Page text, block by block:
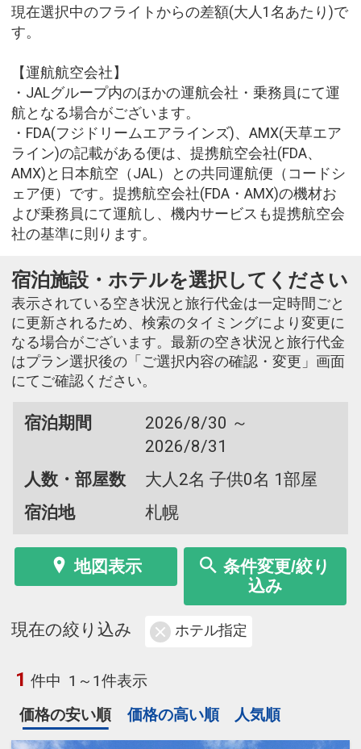
現在選択中のフライトからの差額(大人1名あたり)で
す。
【運航航空会社】
・JALグループ内のほかの運航会社・乗務員にて運
航となる場合がございます。
・FDA(フジドリームエアラインズ)、AMX(天草エア
ライン)の記載がある便は、提携航空会社(FDA、
AMX)と日本航空（JAL）との共同運航便（コードシ
ェア便）です。提携航空会社(FDA・AMX)の機材お
よび乗務員にて運航し、機内サービスも提携航空会
社の基準に則ります。
宿泊施設・ホテルを選択してください
表示されている空き状況と旅行代金は一定時間ごと
に更新されるため、検索のタイミングにより変更に
なる場合がございます。最新の空き状況と旅行代金
はプラン選択後の「ご選択内容の確認・変更」画面
にてご確認ください。
宿泊期間
2026/8/30 ～
2026/8/31
人数・部屋数
大人2名 子供0名 1部屋
宿泊地
札幌
地図表示
条件変更/絞り
込み
現在の絞り込み ホテル指定
1 件中 1～1件表示
価格の安い順
価格の高い順 人気順